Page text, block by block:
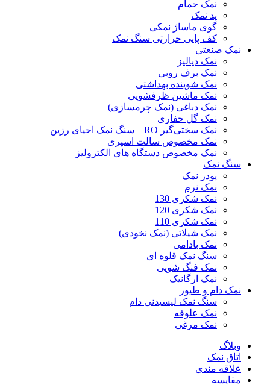
نمک حمام
پد نمک
گوی ماساژ نمکی
کف پایی حرارتی سنگ نمک
نمک صنعتی
نمک دیالیز
نمک برف روبی
نمک شوینده بهداشتی
نمک ماشین ظرفشویی
نمک دباغی (نمک چرمسازی)
نمک گل حفاری
نمک سختی‌گیر RO – سنگ نمک احیای رزین
نمک مخصوص سالت اسپری
نمک مخصوص دستگاه های الکترولیز
سنگ نمک
پودر نمک
نمک نرم
نمک شکری 130
نمک شکری 120
نمک شکری 110
نمک شیلاتی (نمک نخودی)
نمک بادامی
سنگ نمک قلوه ای
نمک فنگ شویی
نمک ارگانیک
نمک دام و طیور
سنگ نمک لیسیدنی دام
نمک علوفه
نمک مرغی
وبلاگ
اتاق نمک
علاقه مندی
مقایسه